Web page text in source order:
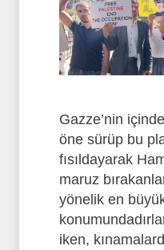
Gazze’nin
öne sürüp bu
fısıldayarak
maruz
yönelik en
iken,